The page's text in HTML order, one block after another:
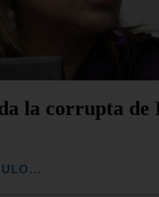
la corrupta de